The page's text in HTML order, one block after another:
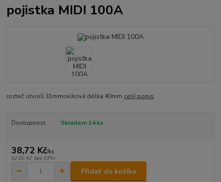
pojistka MIDI 100A
rozteč otvorů 31mmcelková délka 40mm celý popis
Dostupnost Skladem 14 ks
38,72 Kč/ks
32,00 Kč bez DPH
Přidat do košíku